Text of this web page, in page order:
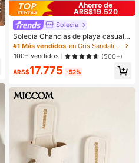
Ahorro de
ARS$19.520
Solecia
Solecia Chanclas de playa casuale
s para mujer con diseño de hebilla a
justable de moda
#1 Más vendidos
en Gris Sandalias De Mujer
100+ vendidos
(500+)
ARS$17.775 -52%